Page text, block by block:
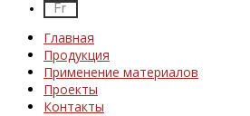
Главная
Продукция
Применение материалов
Проекты
Контакты